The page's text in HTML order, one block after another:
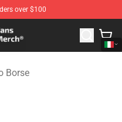
over $100
Merchandise Shop
Borse